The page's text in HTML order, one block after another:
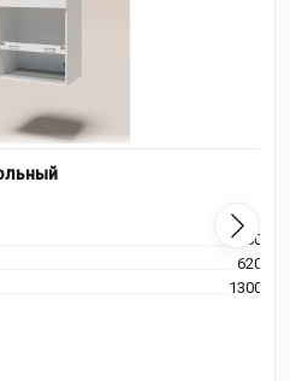
900
620
1300